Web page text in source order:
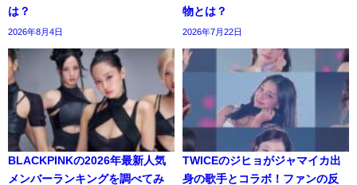
は？
2026年8月4日
物とは？
2026年7月22日
BLACKPINKの2026年最新人気
メンバーランキングを調べてみ
TWICEのジヒョがジャマイカ出
身の歌手とコラボ！ファンの反